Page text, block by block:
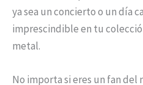
ya sea un concierto o un día
imprescindible en tu
metal.
No importa si eres un fan del